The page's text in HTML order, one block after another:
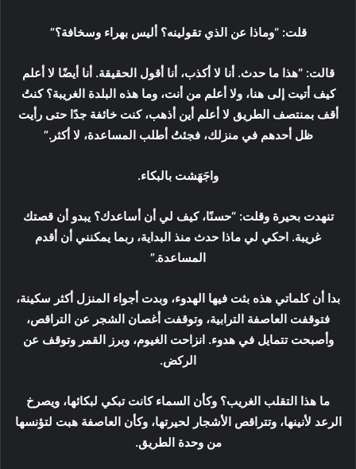
قلت: “وماذا عن الذي تقولينه؟ أليس بهراء وسخافة؟”
قالت: “هذا ما حدث. أنا لا أكذب، أنا أقول الحقيقة. أنا أيضًا لا أعلم
كيف أتيت إلى هنا، ولا أعلم من أنت، وما هذه البلدة الغريبة؟ كنتُ
أقف بمنتصف الطريق لا أعلم أين أذهب، كنت خائفة جدًا حتى رأيت
ظل أحدهم في منزلك، فجئتُ أطلب المساعدة، لا أكثر.”
واجَهَشت بالبكاء.
تنهدت بحيرة وقلت: “حسنًا، كيف لي أن أساعدك؟ يبدو أن قصتك
غريبة. احكي لي ماذا حدث منذ البداية، ربما يمكنني أن أقدم
المساعدة.”
بدا أن كلماتي هذه بثت فيها الهدوء، وبدت أجواء المنزل أكثر سكينة،
فتوقفت العاصفة الترابية، وتوقفت أغصان الشجر عن التراقص،
وأصبحت تتمايل في هدوء. انزاحت الغيوم، وبرز القمر وتوقف عن
الركض.
ما هذا التقلب الغريب؟ وكأن السماء كانت تبكي لبكائها، ويصرخ
الرعد لأنينها، وتتراقص الأشجار لحيرتها، وكأن العاصفة هبت لتؤنسها
من وحدة الطريق.